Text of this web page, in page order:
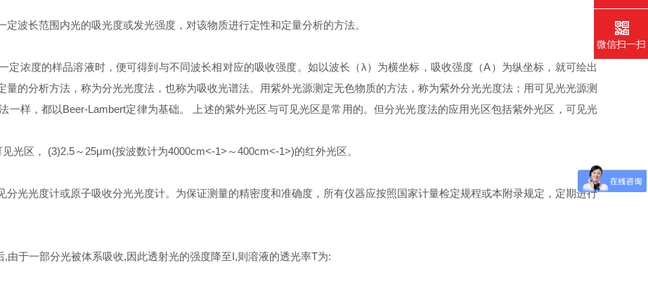
波长范围内光的吸光度或发光强度，对该物质进行定性和定量分析的方法。
定浓度的样品溶液时，便可得到与不同波长相对应的吸收强度。如以波长（λ）为横坐标，吸收强度（A）为纵坐标，就可绘出
的分析方法，称为分光光度法，也称为吸收光谱法。用紫外光源测定无色物质的方法，称为紫外分光光度法；用可见光光源测
一样，都以Beer-Lambert定律为基础。 上述的紫外光区与可见光区是常用的。但分光光度法的应用光区包括紫外光区，可见光
光区， (3)2.5～25μm(按波数计为4000cm<-1>～400cm<-1>)的红外光区。
光光度计或原子吸收分光光度计。为保证测量的精密度和准确度，所有仪器应按照国家计量检定规程或本附录规定，定期进行
由于一部分光被体系吸收,因此透射光的强度降至I,则溶液的透光率T为:
微信扫一扫